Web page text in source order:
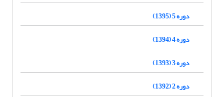
دوره 5 (1395)
دوره 4 (1394)
دوره 3 (1393)
دوره 2 (1392)